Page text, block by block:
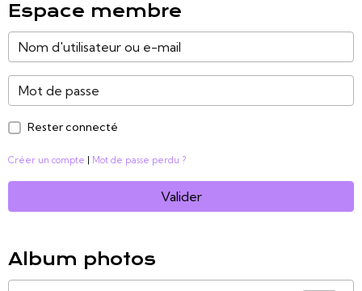
Espace membre
Rester connecté
Créer un compte Mot de passe perdu ?
Valider
Album photos